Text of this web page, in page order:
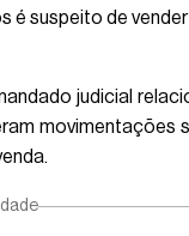
suspeito de
judicial